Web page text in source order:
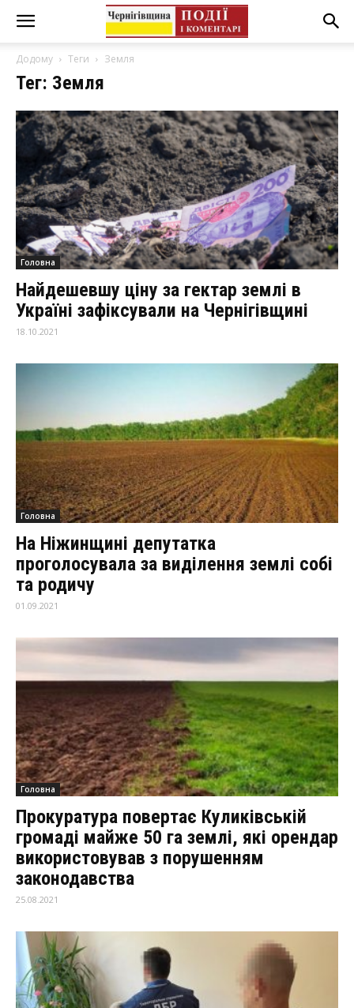
Додому Теги Земля
Тег: Земля
Головна
Найдешевшу ціну за гектар землі в
Україні зафіксували на Чернігівщині
18.10.2021
Головна
На Ніжинщині депутатка
проголосувала за виділення землі собі
та родичу
01.09.2021
Головна
Прокуратура повертає Куликівській
громаді майже 50 га землі, які орендар
використовував з порушенням
законодавства
25.08.2021